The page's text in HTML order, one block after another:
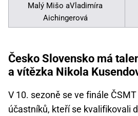
Malý Mišo aVladimíra
Aichingerová
Česko Slovensko má
a vítězka Nikola
V 10. sezoně se ve finále
účastníků, kteří se kvalifikovali